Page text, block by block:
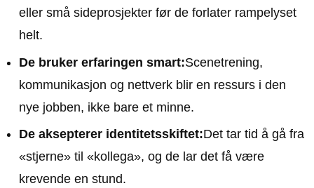
eller små sideprosjekter før de forlater rampelyset
helt.
De bruker erfaringen smart:Scenetrening,
kommunikasjon og nettverk blir en ressurs i den
nye jobben, ikke bare et minne.
De aksepterer identitetsskiftet:Det tar tid å gå fra
«stjerne» til «kollega», og de lar det få være
krevende en stund.